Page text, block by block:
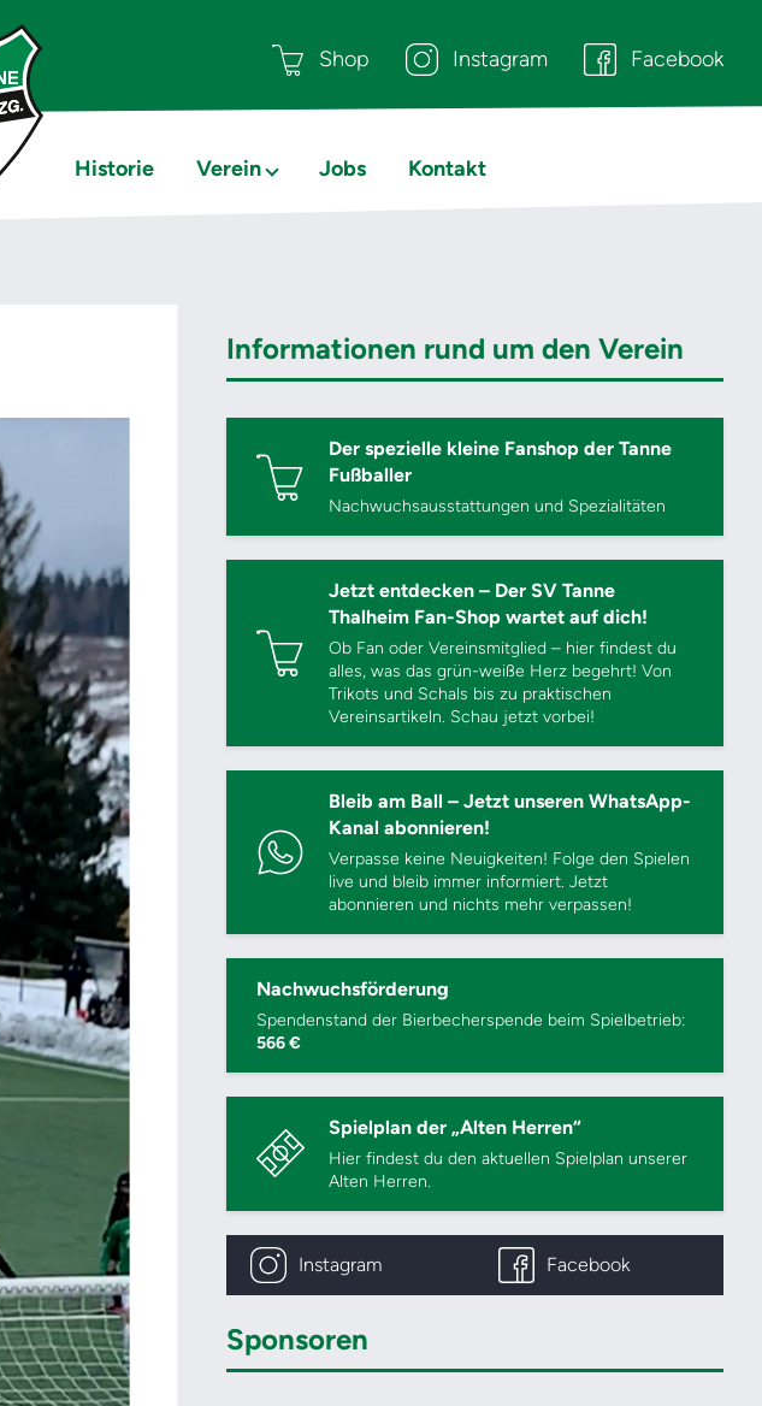
Shop Instagram Facebook
Historie Verein Jobs Kontakt
Informationen rund um den Verein
Der spezielle kleine Fanshop der Tanne
Fußballer
Nachwuchsausstattungen und Spezialitäten
Jetzt entdecken – Der SV Tanne
Thalheim Fan-Shop wartet auf dich!
Ob Fan oder Vereinsmitglied – hier findest du
alles, was das grün-weiße Herz begehrt! Von
Trikots und Schals bis zu praktischen
Vereinsartikeln. Schau jetzt vorbei!
Bleib am Ball – Jetzt unseren WhatsApp-
Kanal abonnieren!
Verpasse keine Neuigkeiten! Folge den Spielen
live und bleib immer informiert. Jetzt
abonnieren und nichts mehr verpassen!
Nachwuchsförderung
Spendenstand der Bierbecherspende beim Spielbetrieb:
566 €
Spielplan der „Alten Herren“
Hier findest du den aktuellen Spielplan unserer
Alten Herren.
Instagram Facebook
Sponsoren